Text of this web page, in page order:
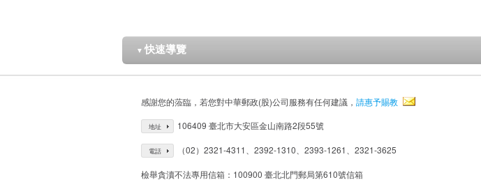
▼ 快速導覽
感謝您的蒞臨，若您對中華郵政(股)公司服務有任何建議， 請惠予賜教
地址 106409 臺北市大安區金山南路2段55號
電話 （02）2321-4311、2392-1310、2393-1261、2321-3625
檢舉貪瀆不法專用信箱：100900 臺北北門郵局第610號信箱